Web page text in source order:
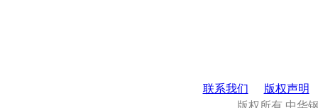
联系我们
版权声明
版权所有.中华